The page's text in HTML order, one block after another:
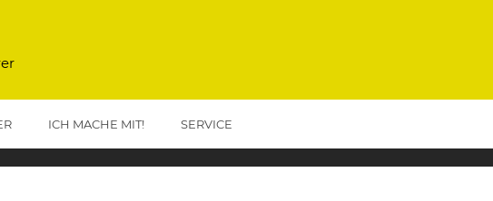
ICH MACHE MIT! SERVICE